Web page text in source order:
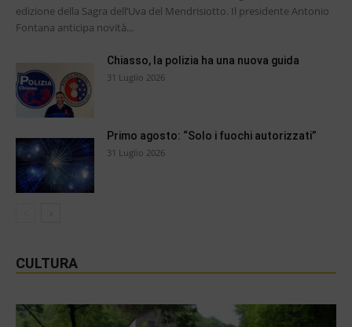
edizione della Sagra dell’Uva del Mendrisiotto. Il presidente Antonio
Fontana anticipa novità...
Chiasso, la polizia ha una nuova guida
31 Luglio 2026
Primo agosto: “Solo i fuochi autorizzati”
31 Luglio 2026
CULTURA